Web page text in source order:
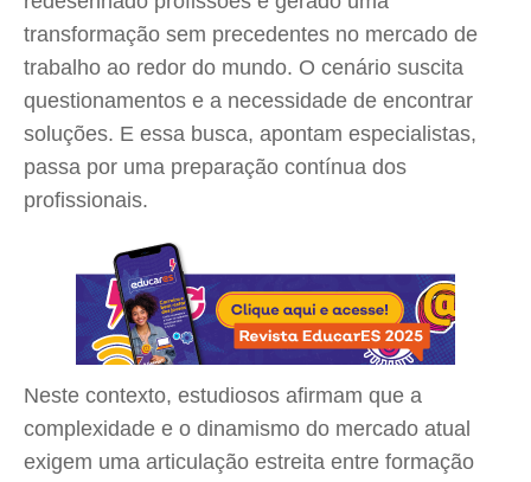
transformação sem precedentes no mercado de
trabalho ao redor do mundo. O cenário suscita
questionamentos e a necessidade de encontrar
soluções. E essa busca, apontam especialistas,
passa por uma preparação contínua dos
profissionais.
Neste contexto, estudiosos afirmam que a
complexidade e o dinamismo do mercado atual
exigem uma articulação estreita entre formação